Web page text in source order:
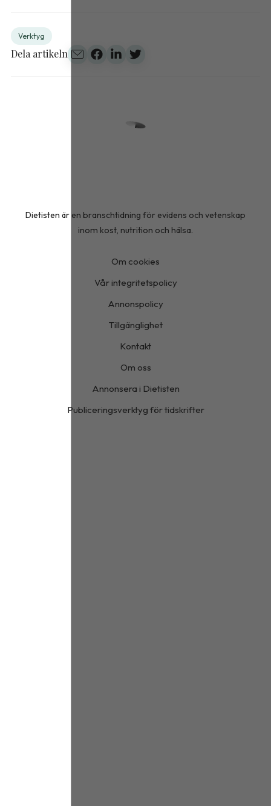
Verktyg
Dela artikeln
Dietisten är en branschtidning för evidens och vetenskap
inom kost, nutrition och hälsa.
Om cookies
Vår integritetspolicy
Annonspolicy
Tillgänglighet
Kontakt
Om oss
Annonsera i Dietisten
Publiceringsverktyg för tidskrifter